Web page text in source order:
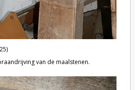
van de maalstenen.